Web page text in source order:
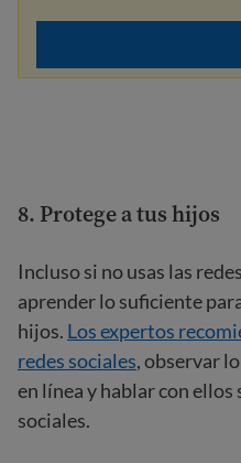
8. Protege a tus hijos
Incluso si no usas las
aprender lo suficiente
hijos. Los expertos
redes sociales, observar
en línea y hablar con ellos
sociales.